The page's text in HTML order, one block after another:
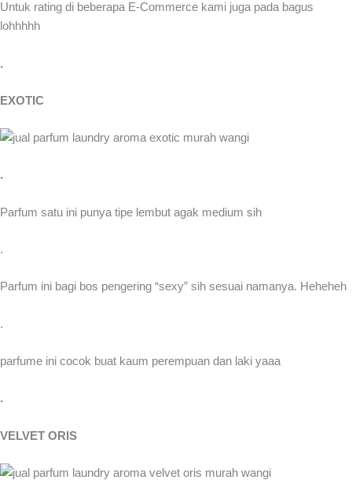
Untuk rating di beberapa E-Commerce kami juga pada bagus
lohhhhh
.
EXOTIC
.
Parfum satu ini punya tipe lembut agak medium sih
.
Parfum ini bagi bos pengering “sexy” sih sesuai namanya. Heheheh
.
parfume ini cocok buat kaum perempuan dan laki yaaa
.
VELVET ORIS